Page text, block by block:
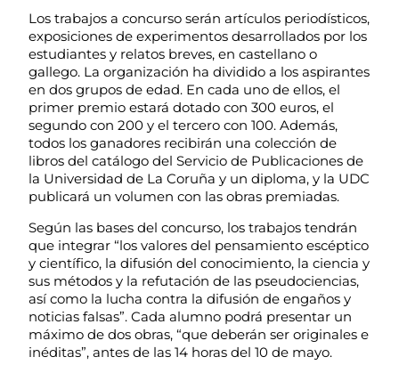
Los trabajos a concurso serán artículos periodísticos,
exposiciones de experimentos desarrollados por los
estudiantes y relatos breves, en castellano o
gallego. La organización ha dividido a los aspirantes
en dos grupos de edad. En cada uno de ellos, el
primer premio estará dotado con 300 euros, el
segundo con 200 y el tercero con 100. Además,
todos los ganadores recibirán una colección de
libros del catálogo del Servicio de Publicaciones de
la Universidad de La Coruña y un diploma, y la UDC
publicará un volumen con las obras premiadas.
Según las bases del concurso, los trabajos tendrán
que integrar “los valores del pensamiento escéptico
y científico, la difusión del conocimiento, la ciencia y
sus métodos y la refutación de las pseudociencias,
así como la lucha contra la difusión de engaños y
noticias falsas”. Cada alumno podrá presentar un
máximo de dos obras, “que deberán ser originales e
inéditas”, antes de las 14 horas del 10 de mayo.